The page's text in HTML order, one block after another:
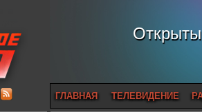
ГЛАВНАЯ ТЕЛЕВИДЕНИЕ